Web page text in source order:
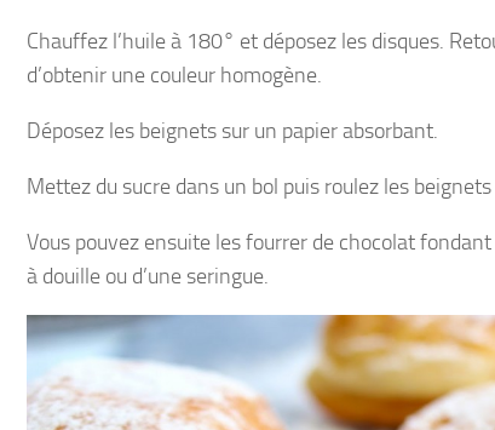
Chauffez l’huile à 180° et déposez les disques.
d’obtenir une couleur homogène.
Déposez les beignets sur un papier absorbant.
Mettez du sucre dans un bol puis roulez les
Vous pouvez ensuite les fourrer de chocolat fondant
à douille ou d’une seringue.